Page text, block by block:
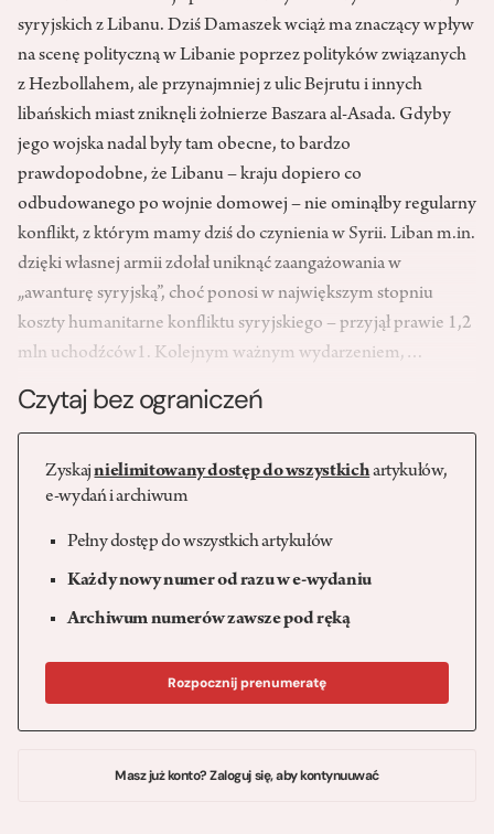
syryjskich z Libanu. Dziś Damaszek wciąż ma znaczący wpływ
na scenę polityczną w Libanie poprzez polityków związanych
z Hezbollahem, ale przynajmniej z ulic Bejrutu i innych
libańskich miast zniknęli żołnierze Baszara al-Asada. Gdyby
jego wojska nadal były tam obecne, to bardzo
prawdopodobne, że Libanu – kraju dopiero co
odbudowanego po wojnie domowej – nie ominąłby regularny
konflikt, z którym mamy dziś do czynienia w Syrii. Liban m.in.
dzięki własnej armii zdołał uniknąć zaangażowania w
„awanturę syryjską”, choć ponosi w największym stopniu
koszty humanitarne konfliktu syryjskiego – przyjął prawie 1,2
mln uchodźców1. Kolejnym ważnym wydarzeniem,…
Czytaj bez ograniczeń
Zyskajnielimitowany dostęp do wszystkichartykułów,
e-wydań i archiwum
Pełny dostęp do wszystkich artykułów
Każdy nowy numer od razu w e-wydaniu
Archiwum numerów zawsze pod ręką
Rozpocznij prenumeratę
Masz już konto? Zaloguj się, aby kontynuuwać